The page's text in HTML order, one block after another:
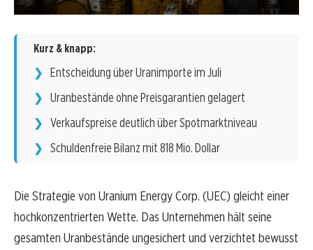
Kurz & knapp:
Entscheidung über Uranimporte im Juli
Uranbestände ohne Preisgarantien gelagert
Verkaufspreise deutlich über Spotmarktniveau
Schuldenfreie Bilanz mit 818 Mio. Dollar
Die Strategie von Uranium Energy Corp. (UEC) gleicht einer
hochkonzentrierten Wette. Das Unternehmen hält seine
gesamten Uranbestände ungesichert und verzichtet bewusst